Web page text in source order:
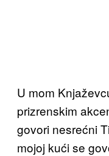
U mom
prizrenskim
govori nesrećni
mojoj kući se